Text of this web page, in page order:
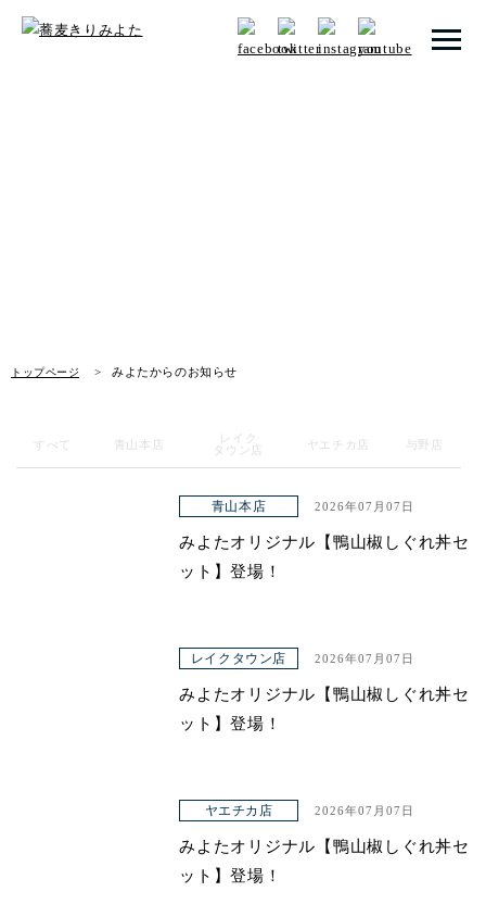
トップページ みよたからのお知らせ
メニュー 一覧
レイクタウン店
ヤエチカ店
与野店
店舗一覧
青山本店
ヤエチカ店
与野店
すべて 青山本店
レイク
タウン店
ヤエチカ店 与野店
青山本店 2026年07月07日
みよたオリジナル【鴨山椒しぐれ丼セ
ット】登場！
レイクタウン店 2026年07月07日
みよたオリジナル【鴨山椒しぐれ丼セ
ット】登場！
ヤエチカ店 2026年07月07日
みよたオリジナル【鴨山椒しぐれ丼セ
ット】登場！